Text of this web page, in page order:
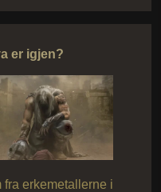
er igjen?
fra erkemetallerne i